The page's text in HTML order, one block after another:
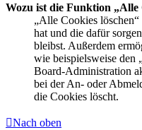
Wozu ist die Funktion „Alle
„Alle Cookies
hat und die dafür
bleibst. Außerdem
wie beispielsweise den
Board-Administration
bei der An- oder
die Cookies löscht.
Nach oben